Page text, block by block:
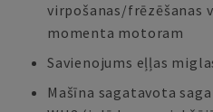
virpošanas/frēzēšanas
momenta motoram
Savienojums eļļas
Mašīna sagatavota